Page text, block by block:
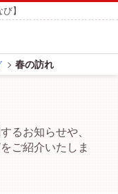
】
春の訪れ
るお知らせや、
ご紹介いたしま